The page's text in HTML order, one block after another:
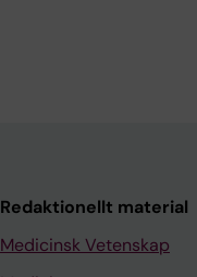
Redaktionellt material
Medicinsk Vetenskap